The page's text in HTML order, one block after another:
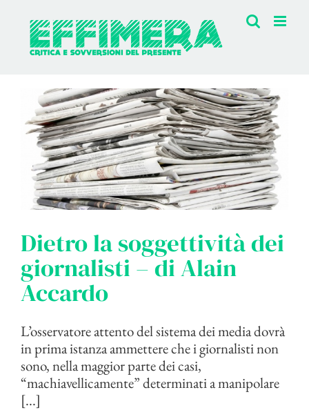
contenuto
Dietro la soggettività dei
giornalisti – di Alain
Accardo
L’osservatore attento del sistema dei media dovrà
in prima istanza ammettere che i giornalisti non
sono, nella maggior parte dei casi,
“machiavellicamente” determinati a manipolare
[...]